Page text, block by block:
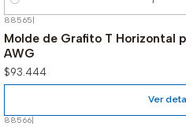
Cantidad
88565
Molde de Grafito T Horizontal
AWG
$93.444
Ver
88566